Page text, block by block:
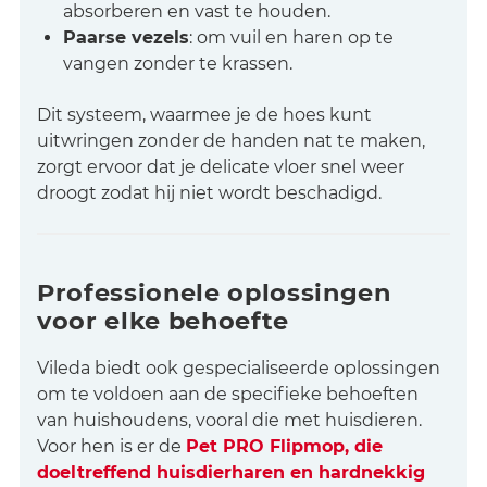
absorberen en vast te houden.
Paarse vezels: om vuil en haren op te
vangen zonder te krassen.
Dit systeem, waarmee je de hoes kunt
uitwringen zonder de handen nat te maken,
zorgt ervoor dat je delicate vloer snel weer
droogt zodat hij niet wordt beschadigd.
Professionele oplossingen
voor elke behoefte
Vileda biedt ook gespecialiseerde oplossingen
om te voldoen aan de specifieke behoeften
van huishoudens, vooral die met huisdieren.
Voor hen is er de Pet PRO Flipmop, die
doeltreffend huisdierharen en hardnekkig